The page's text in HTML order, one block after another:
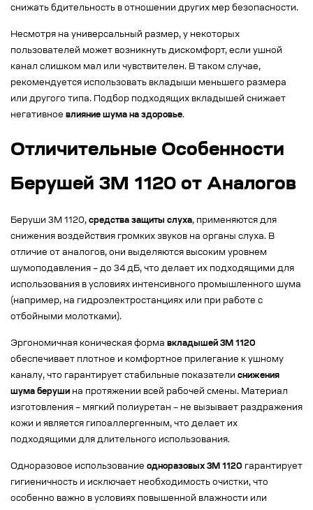
снижать бдительность в отношении других мер безопасности.
Несмотря на универсальный размер, у некоторых
пользователей может возникнуть дискомфорт, если ушной
канал слишком мал или чувствителен. В таком случае,
рекомендуется использовать вкладыши меньшего размера
или другого типа. Подбор подходящих вкладышей снижает
негативное влияние шума на здоровье.
Отличительные Особенности
Берушей 3M 1120 от Аналогов
Беруши 3M 1120, средства защиты слуха, применяются для
снижения воздействия громких звуков на органы слуха. В
отличие от аналогов, они выделяются высоким уровнем
шумоподавления – до 34 дБ, что делает их подходящими для
использования в условиях интенсивного промышленного шума
(например, на гидроэлектростанциях или при работе с
отбойными молотками).
Эргономичная коническая форма вкладышей 3M 1120
обеспечивает плотное и комфортное прилегание к ушному
каналу, что гарантирует стабильные показатели снижения
шума беруши на протяжении всей рабочей смены. Материал
изготовления – мягкий полиуретан – не вызывает раздражения
кожи и является гипоаллергенным, что делает их
подходящими для длительного использования.
Одноразовое использование одноразовых 3M 1120 гарантирует
гигиеничность и исключает необходимость очистки, что
особенно важно в условиях повышенной влажности или